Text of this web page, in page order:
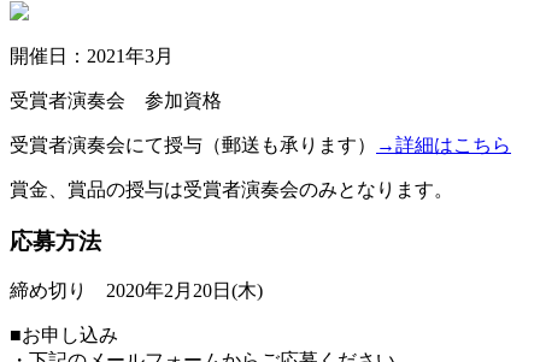
開催日：2021年3月
受賞者演奏会 参加資格
受賞者演奏会にて授与（郵送も承ります） →詳細はこちら
賞金、賞品の授与は受賞者演奏会のみとなります。
応募方法
締め切り 2020年2月20日(木)
■お申し込み